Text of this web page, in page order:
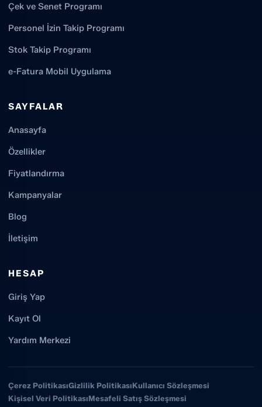
Çek ve Senet Programı
Personel İzin Takip Programı
Stok Takip Programı
e-Fatura Mobil Uygulama
SAYFALAR
Anasayfa
Özellikler
Fiyatlandırma
Kampanyalar
Blog
İletişim
HESAP
Giriş Yap
Kayıt Ol
Yardım Merkezi
Çerez PolitikasıGizlilik PolitikasıKullanıcı Sözleşmesi
Kişisel Veri PolitikasıMesafeli Satış Sözleşmesi